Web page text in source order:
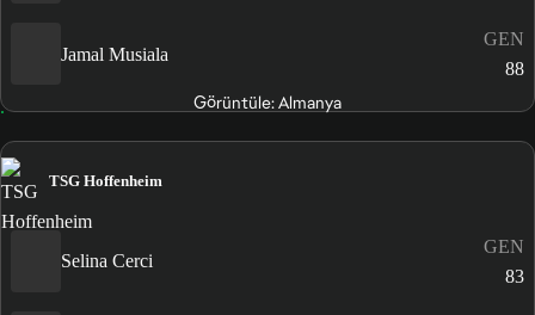
Jamal Musiala
GEN
88
Görüntüle: Almanya
TSG Hoffenheim
Selina Cerci
GEN
83